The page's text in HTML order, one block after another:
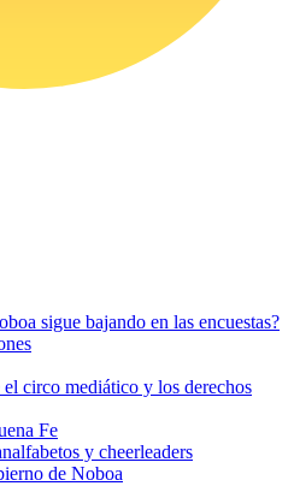
sigue bajando en las encuestas?
circo mediático y los derechos
Fe
y cheerleaders
de Noboa